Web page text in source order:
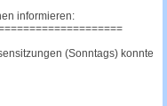
informieren:
(Sonntags) konnte